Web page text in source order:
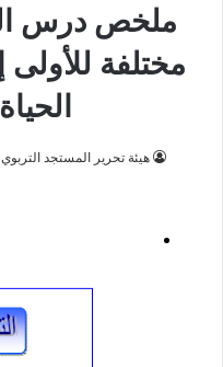
ملخص درس
مختلفة
هيئة تحرير المستجد التربوي